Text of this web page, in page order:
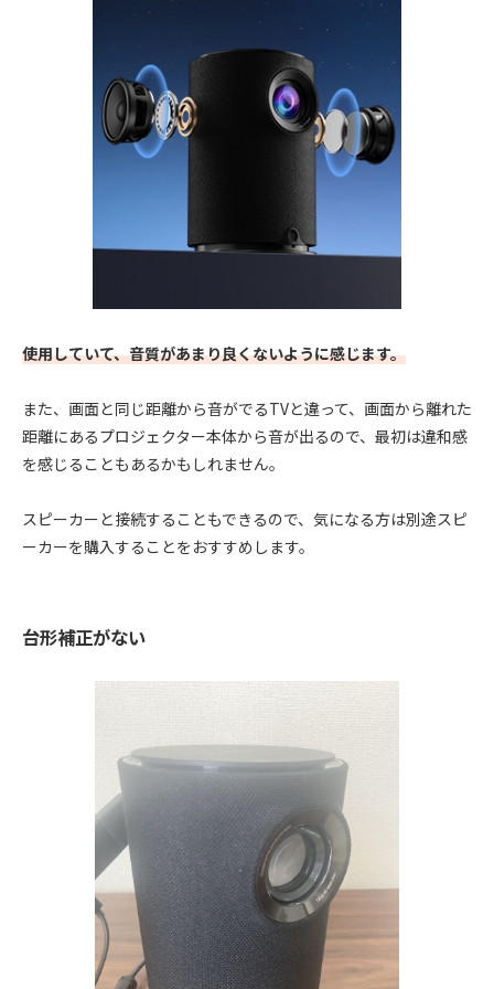
使用していて、音質があまり良くないように感じます。
また、画面と同じ距離から音がでるTVと違って、画面から離れた
距離にあるプロジェクター本体から音が出るので、最初は違和感
を感じることもあるかもしれません。
スピーカーと接続することもできるので、気になる方は別途スピ
ーカーを購入することをおすすめします。
台形補正がない